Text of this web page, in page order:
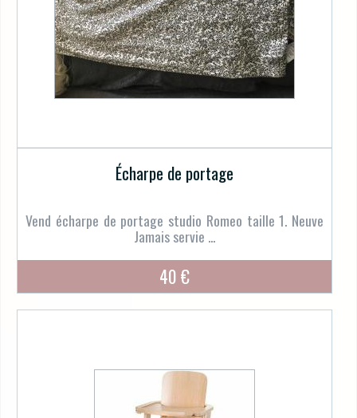
Écharpe de portage
Vend écharpe de portage studio Romeo taille 1. Neuve
Jamais servie ...
40 €